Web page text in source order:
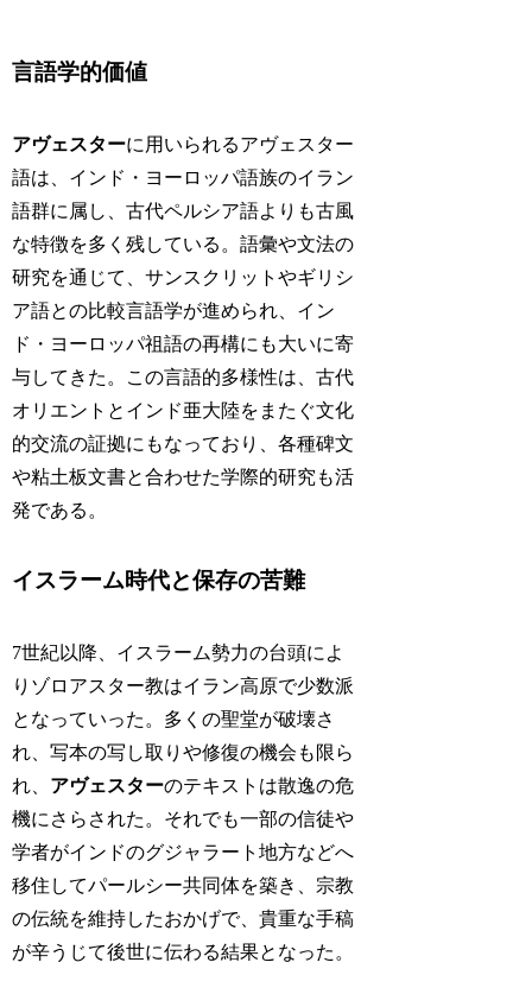
言語学的価値
アヴェスターに用いられるアヴェスター
語は、インド・ヨーロッパ語族のイラン
語群に属し、古代ペルシア語よりも古風
な特徴を多く残している。語彙や文法の
研究を通じて、サンスクリットやギリシ
ア語との比較言語学が進められ、イン
ド・ヨーロッパ祖語の再構にも大いに寄
与してきた。この言語的多様性は、古代
オリエントとインド亜大陸をまたぐ文化
的交流の証拠にもなっており、各種碑文
や粘土板文書と合わせた学際的研究も活
発である。
イスラーム時代と保存の苦難
7世紀以降、イスラーム勢力の台頭によ
りゾロアスター教はイラン高原で少数派
となっていった。多くの聖堂が破壊さ
れ、写本の写し取りや修復の機会も限ら
れ、 アヴェスターのテキストは散逸の危
機にさらされた。それでも一部の信徒や
学者がインドのグジャラート地方などへ
移住してパールシー共同体を築き、宗教
の伝統を維持したおかげで、貴重な手稿
が辛うじて後世に伝わる結果となった。